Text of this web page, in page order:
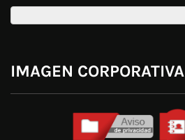
IMAGEN CORPORATIVA